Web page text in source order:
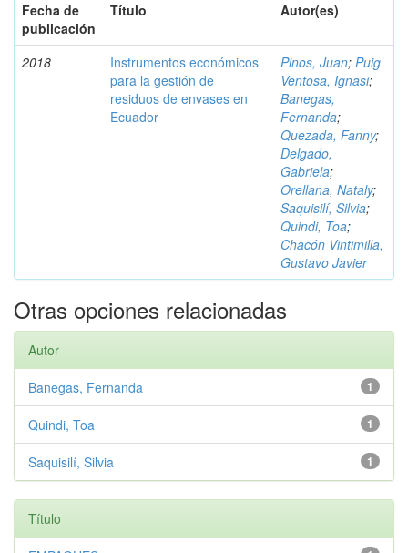
Fecha de
publicación
Título Autor(es)
2018
Instrumentos económicos
para la gestión de
residuos de envases en
Ecuador
Pinos, Juan; Puig
Ventosa, Ignasi;
Banegas,
Fernanda;
Quezada, Fanny;
Delgado,
Gabriela;
Orellana, Nataly;
Saquisilí, Silvia;
Quindi, Toa;
Chacón Vintimilla,
Gustavo Javier
Otras opciones relacionadas
Autor
1
Banegas, Fernanda
1
Quindi, Toa
1
Saquisilí, Silvia
Título